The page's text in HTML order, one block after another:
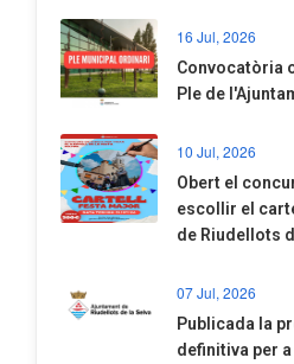
16 Jul, 2026
Convocatòria
Ple de
10 Jul, 2026
​Obert el
escollir el
de Riudellots
07 Jul, 2026
​Publicada la
definitiva per